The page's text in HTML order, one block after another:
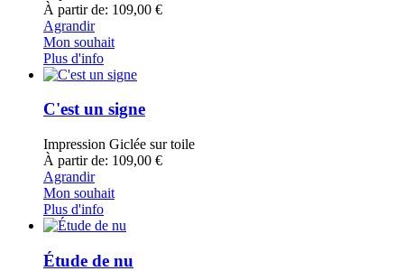
À partir de: 109,00 €
Agrandir
Mon souhait
Plus d'info
C'est un signe
Impression Giclée sur toile
À partir de: 109,00 €
Agrandir
Mon souhait
Plus d'info
Étude de nu